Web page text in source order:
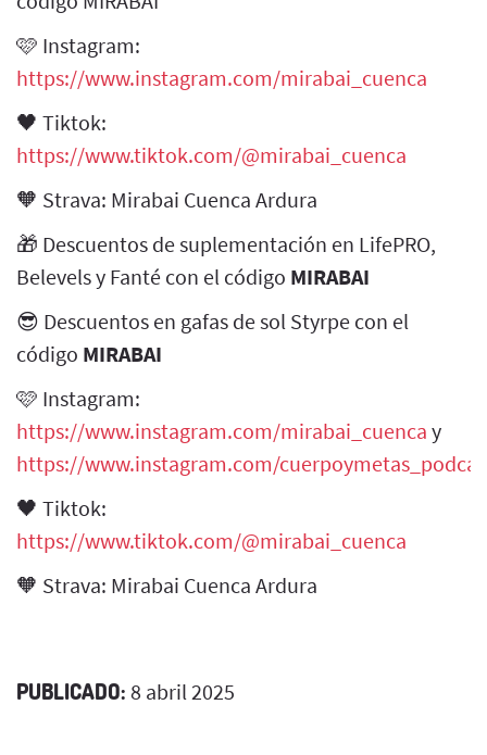
🩷 Instagram:
https://www.instagram.com/mirabai_cuenca
🖤 Tiktok:
https://www.tiktok.com/@mirabai_cuenca
🧡 Strava: Mirabai Cuenca Ardura
🎁 Descuentos de suplementación en LifePRO,
Belevels y Fanté con el código MIRABAI
😎 Descuentos en gafas de sol Styrpe con el
código MIRABAI
🩷 Instagram:
https://www.instagram.com/mirabai_cuenca y
https://www.instagram.com/
🖤 Tiktok:
https://www.tiktok.com/@mirabai_cuenca
🧡 Strava: Mirabai Cuenca Ardura
PUBLICADO: 8 abril 2025